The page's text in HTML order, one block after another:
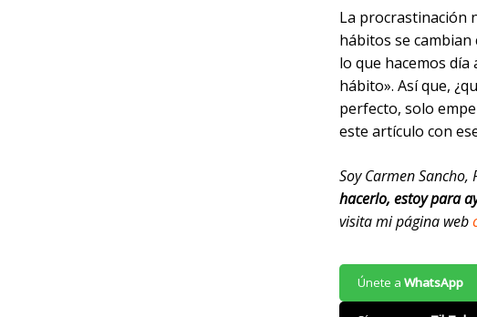
La procrastinación
hábitos se cambian
lo que hacemos día
hábito». Así que,
perfecto, solo
este artículo con
Soy Carmen Sancho,
hacerlo, estoy para
visita mi página web
Únete a WhatsApp